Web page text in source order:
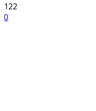
122
0